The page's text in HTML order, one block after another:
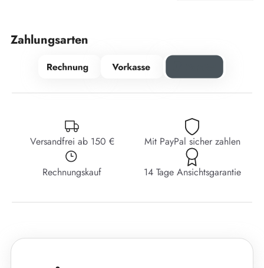
Zahlungsarten
Versandfrei ab 150 € Mit PayPal sicher zahlen
Rechnungskauf 14 Tage Ansichtsgarantie